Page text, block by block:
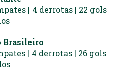
| 4 derrotas | 22 gols
Brasileiro
| 4 derrotas | 26 gols